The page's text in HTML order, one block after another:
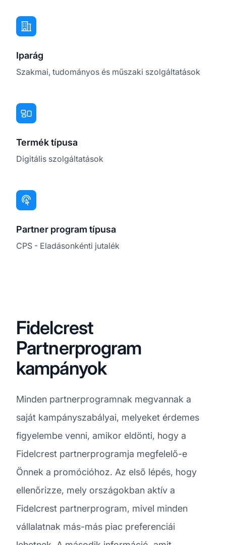
Iparág
Szakmai, tudományos és műszaki szolgáltatások
Termék típusa
Digitális szolgáltatások
Partner program típusa
CPS - Eladásonkénti jutalék
Fidelcrest
Partnerprogram
kampányok
Minden partnerprogramnak megvannak a
saját kampányszabályai, melyeket érdemes
figyelembe venni, amikor eldönti, hogy a
Fidelcrest partnerprogramja megfelelő-e
Önnek a promócióhoz. Az első lépés, hogy
ellenőrizze, mely országokban aktív a
Fidelcrest partnerprogram, mivel minden
vállalatnak más-más piac preferenciái